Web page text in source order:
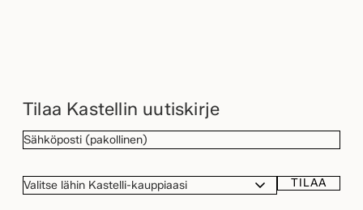
Tilaa Kastellin uutiskirje
SÄHKÖPOSTI(Pakollinen)
VALITSE
TILAA